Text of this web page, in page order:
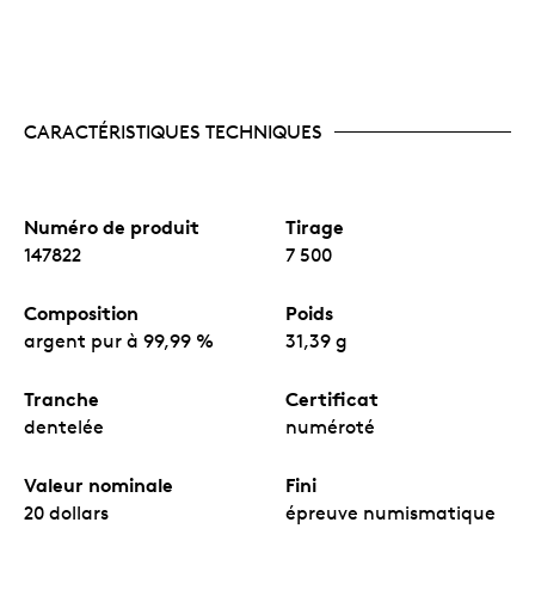
CARACTÉRISTIQUES TECHNIQUES
Numéro de produit
147822
Tirage
7 500
Composition
argent pur à 99,99 %
Poids
31,39 g
Tranche
dentelée
Certificat
numéroté
Valeur nominale
20 dollars
Fini
épreuve numismatique